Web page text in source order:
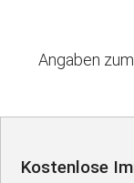
Angaben
Kostenlose